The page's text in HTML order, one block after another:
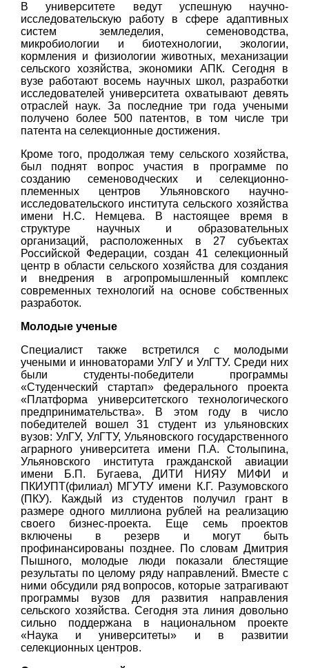
В университете ведут успешную научно-
исследовательскую работу в сфере адаптивных
систем земледелия, семеноводства,
микробиологии и биотехнологии, экологии,
кормления и физиологии животных, механизации
сельского хозяйства, экономики АПК. Сегодня в
вузе работают восемь научных школ, разработки
исследователей университета охватывают девять
отраслей наук. За последние три года учеными
получено более 500 патентов, в том числе три
патента на селекционные достижения.
Кроме того, продолжая тему сельского хозяйства,
был поднят вопрос участия в программе по
созданию семеноводческих и селекционно-
племенных центров Ульяновского научно-
исследовательского института сельского хозяйства
имени Н.С. Немцева. В настоящее время в
структуре научных и образовательных
организаций, расположенных в 27 субъектах
Российской Федерации, создан 41 селекционный
центр в области сельского хозяйства для создания
и внедрения в агропромышленный комплекс
современных технологий на основе собственных
разработок.
Молодые ученые
Специалист также встретился с молодыми
учеными и инноваторами УлГУ и УлГТУ. Среди них
были студенты-победители программы
«Студенческий стартап» федерального проекта
«Платформа университетского технологического
предпринимательства». В этом году в число
победителей вошел 31 студент из ульяновских
вузов: УлГУ, УлГТУ, Ульяновского государственного
аграрного университета имени П.А. Столыпина,
Ульяновского института гражданской авиации
имени Б.П. Бугаева, ДИТИ НИЯУ МИФИ и
ПКИУПТ(филиал) МГУТУ имени К.Г. Разумовского
(ПКУ). Каждый из студентов получил грант в
размере одного миллиона рублей на реализацию
своего бизнес-проекта. Еще семь проектов
включены в резерв и могут быть
профинансированы позднее. По словам Дмитрия
Пышного, молодые люди показали блестящие
результаты по целому ряду направлений. Вместе с
ними обсудили ряд вопросов, которые затрагивают
программы вузов для развития направления
сельского хозяйства. Сегодня эта линия довольно
сильно поддержана в национальном проекте
«Наука и университеты» и в развитии
селекционных центров.